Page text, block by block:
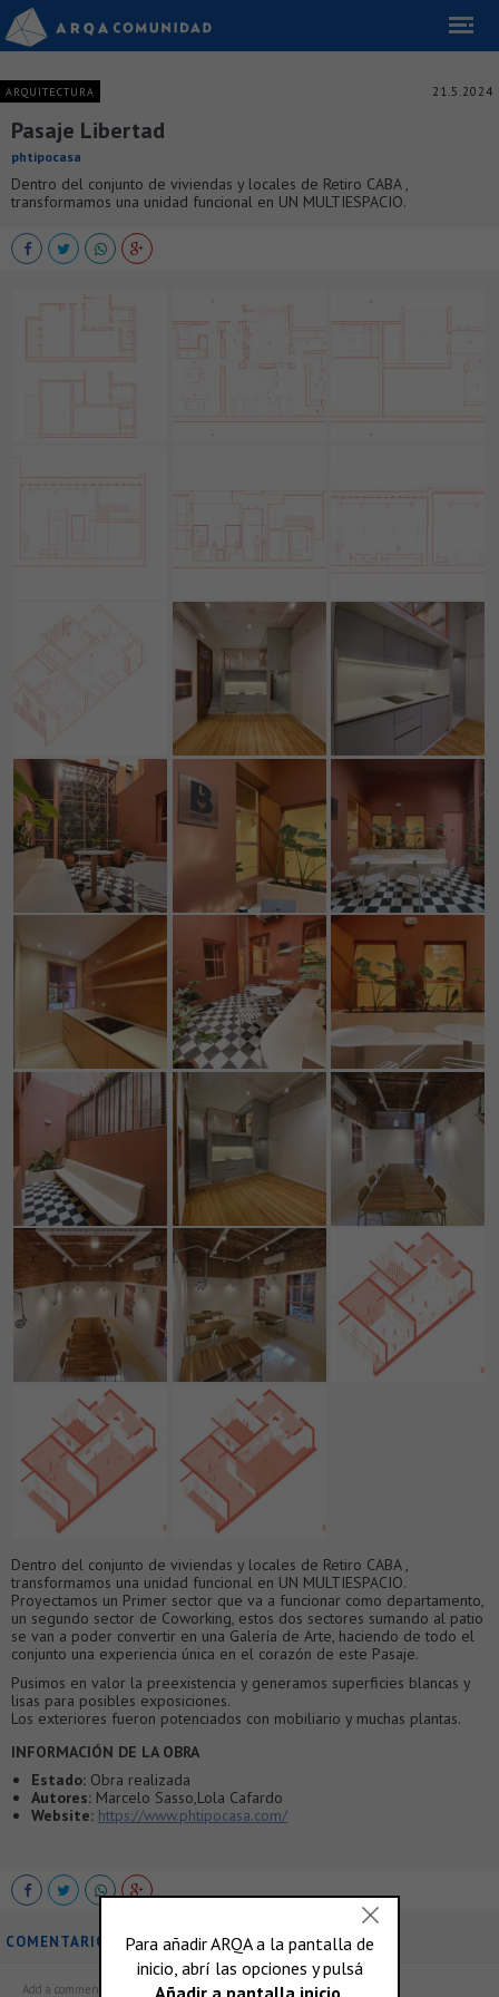
ARQUITECTURA 21.5.2024
Pasaje Libertad
phtipocasa
Dentro del conjunto de viviendas y locales de Retiro CABA ,
transformamos una unidad funcional en UN MULTIESPACIO.
Dentro del conjunto de viviendas y locales de Retiro CABA ,
transformamos una unidad funcional en UN MULTIESPACIO.
Proyectamos un Primer sector que va a funcionar como departamento,
un segundo sector de Coworking, estos dos sectores sumando al patio
se van a poder convertir en una Galería de Arte, haciendo de todo el
conjunto una experiencia única en el corazón de este Pasaje.
Pusimos en valor la preexistencia y generamos superficies blancas y
lisas para posibles exposiciones.
Los exteriores fueron potenciados con mobiliario y muchas plantas.
INFORMACIÓN DE LA OBRA
Estado: Obra realizada
Autores: Marcelo Sasso,Lola Cafardo
Website: https://www.phtipocasa.com/
COMENTARIOS